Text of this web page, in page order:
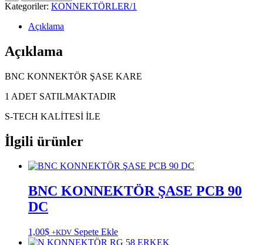
Kategoriler: KONNEKTÖRLER/1
Açıklama
Açıklama
BNC KONNEKTÖR ŞASE KARE
1 ADET SATILMAKTADIR
S-TECH KALİTESİ İLE
İlgili ürünler
BNC KONNEKTÖR ŞASE PCB 90
DC
1,00$ +KDV Sepete Ekle